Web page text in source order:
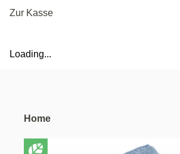
Zur Kasse
Loading...
Home